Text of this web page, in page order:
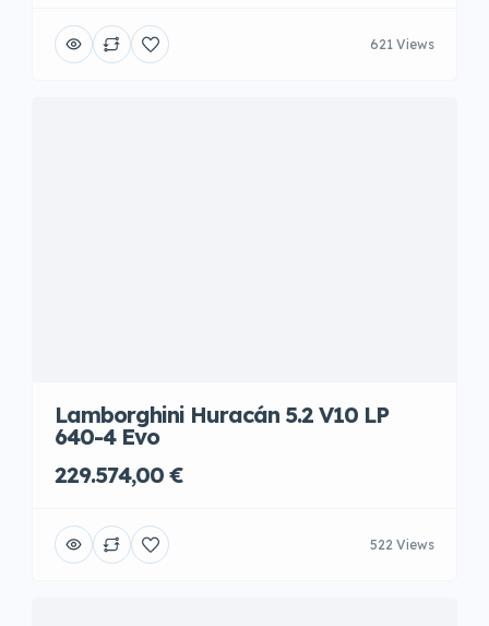
621 Views
Lamborghini Huracán 5.2 V10 LP
640-4 Evo
229.574,00 €
522 Views